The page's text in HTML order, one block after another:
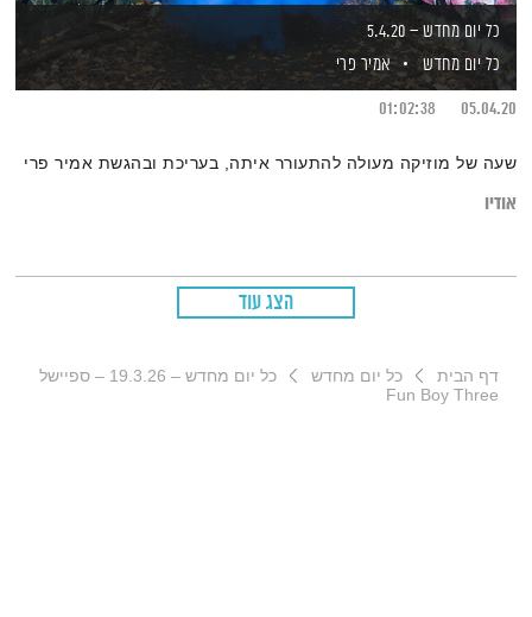
כל יום מחדש – 5.4.20
כל יום מחדש
אמיר פרי
05.04.20
01:02:38
שעה של מוזיקה מעולה להתעורר איתה, בעריכת ובהגשת אמיר פרי
אודיו
הצג עוד
דף הבית כל יום מחדש
כל יום מחדש – 19.3.26 – ספיישל
Fun Boy Three